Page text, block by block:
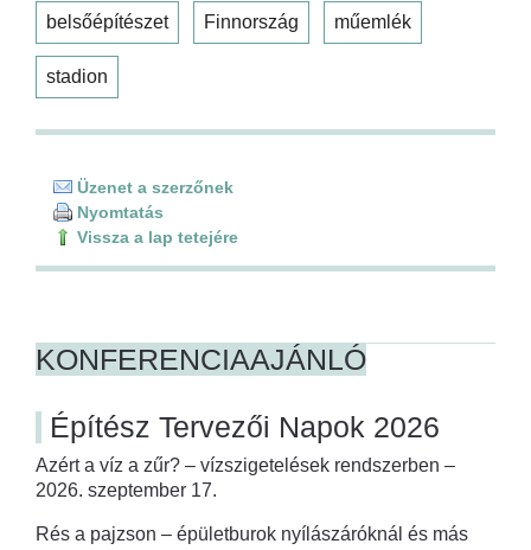
belsőépítészet Finnország műemlék
stadion
Üzenet a szerzőnek
Nyomtatás
Vissza a lap tetejére
KONFERENCIAAJÁNLÓ
Építész Tervezői Napok 2026
Azért a víz a zűr? – vízszigetelések rendszerben –
2026. szeptember 17.
Rés a pajzson – épületburok nyílászáróknál és más